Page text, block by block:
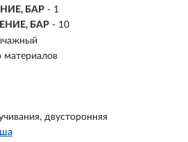
БАР - 1
БАР - 10
материалов
двусторонняя